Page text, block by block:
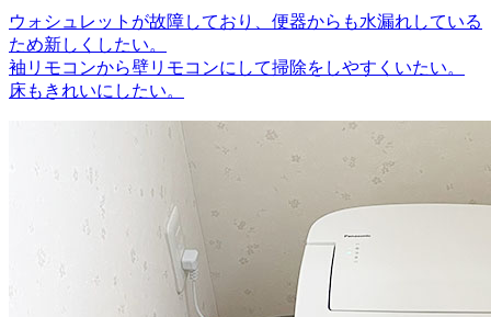
ウォシュレットが故障しており、便器からも水漏れしている
ため新しくしたい。
袖リモコンから壁リモコンにして掃除をしやすくいたい。
床もきれいにしたい。